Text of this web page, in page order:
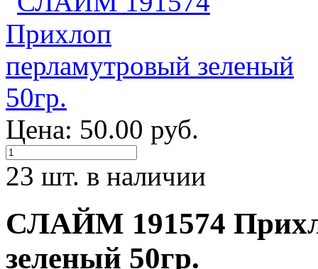
Цена: 50.00 руб.
23 шт. в наличии
СЛАЙМ 191574
зеленый 50гр.